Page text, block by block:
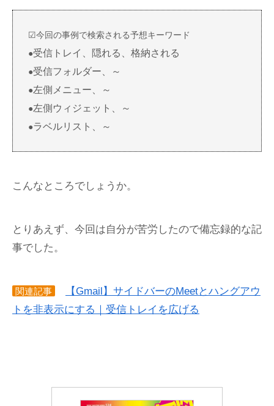
☑今回の事例で検索される予想キーワード
●受信トレイ、隠れる、格納される
●受信フォルダー、～
●左側メニュー、～
●左側ウィジェット、～
●ラベルリスト、～
こんなところでしょうか。
とりあえず、今回は自分が苦労したので備忘録的な記
事でした。
関連記事
【Gmail】サイドバーのMeetとハングアウ
トを非表示にする｜受信トレイを広げる